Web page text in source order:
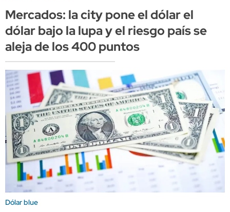
Mercados: la city pone el dólar el
dólar bajo la lupa y el riesgo país se
aleja de los 400 puntos
Dólar blue